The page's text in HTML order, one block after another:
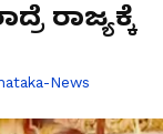
ರಾಜ್ಯಕ್ಕೆ
News